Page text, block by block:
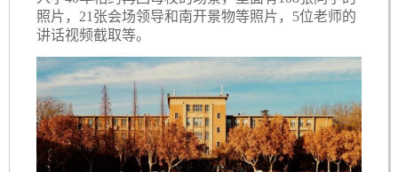
照片，
21 张会场领导和南开景物等照片， 5位老师的
讲话视频截取等。